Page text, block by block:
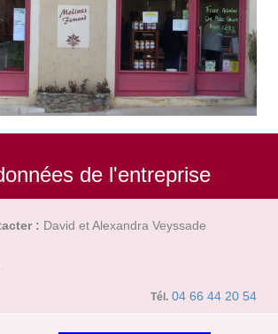
de l'entreprise
: David et Alexandra Veyssade
Tél. 04 66 44 20 54